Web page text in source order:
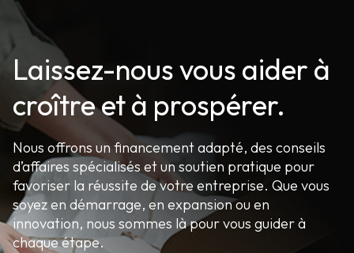
Laissez-nous vous aider à
croître et à prospérer.
Nous offrons un financement adapté, des conseils
d’affaires spécialisés et un soutien pratique pour
favoriser la réussite de votre entreprise. Que vous
soyez en démarrage, en expansion ou en
innovation, nous sommes là pour vous guider à
chaque étape.